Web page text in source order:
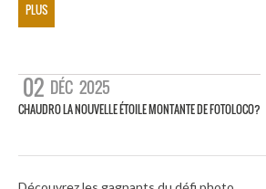
PLUS
02 DÉC 2025
CHAUDRO LA NOUVELLE ÉTOILE MONTANTE DE FOTOLOCO?